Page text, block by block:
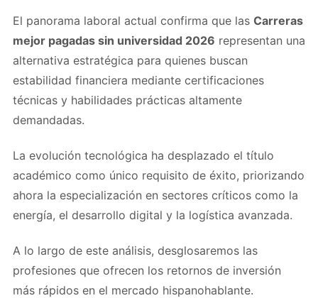
El panorama laboral actual confirma que las Carreras
mejor pagadas sin universidad 2026 representan una
alternativa estratégica para quienes buscan
estabilidad financiera mediante certificaciones
técnicas y habilidades prácticas altamente
demandadas.
La evolución tecnológica ha desplazado el título
académico como único requisito de éxito, priorizando
ahora la especialización en sectores críticos como la
energía, el desarrollo digital y la logística avanzada.
A lo largo de este análisis, desglosaremos las
profesiones que ofrecen los retornos de inversión
más rápidos en el mercado hispanohablante.